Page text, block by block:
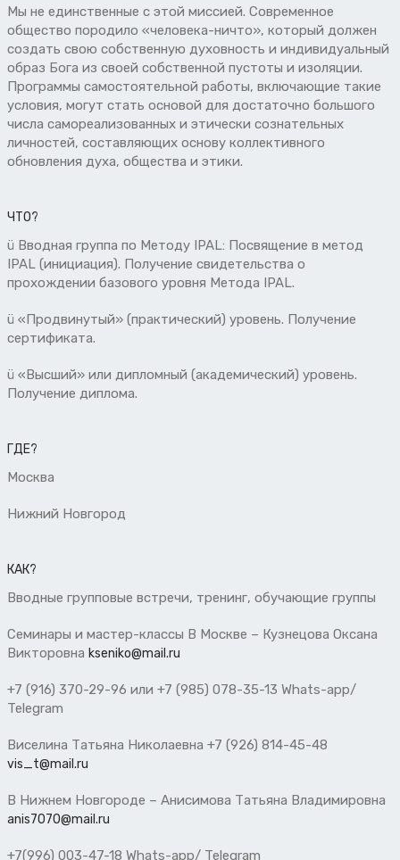
Мы не единственные с этой миссией. Современное
общество породило «человека-ничто», который должен
создать свою собственную духовность и индивидуальный
образ Бога из своей собственной пустоты и изоляции.
Программы самостоятельной работы, включающие такие
условия, могут стать основой для достаточно большого
числа самореализованных и этически сознательных
личностей, составляющих основу коллективного
обновления духа, общества и этики.
ЧТО?
ü Вводная группа по Методу IPAL: Посвящение в метод
IPAL (инициация). Получение свидетельства о
прохождении базового уровня Метода IPAL.
ü «Продвинутый» (практический) уровень. Получение
сертификата.
ü «Высший» или дипломный (академический) уровень.
Получение диплома.
ГДЕ?
Москва
Нижний Новгород
КАК?
Вводные групповые встречи, тренинг, обучающие группы
Семинары и мастер-классы В Москве – Кузнецова Оксана
Викторовна kseniko@mail.ru
+7 (916) 370-29-96 или +7 (985) 078-35-13 Whats-app/
Telegram
Виселина Татьяна Николаевна +7 (926) 814-45-48
vis_t@mail.ru
В Нижнем Новгороде – Анисимова Татьяна Владимировна
anis7070@mail.ru
+7(996) 003-47-18 Whats-app/ Telegram